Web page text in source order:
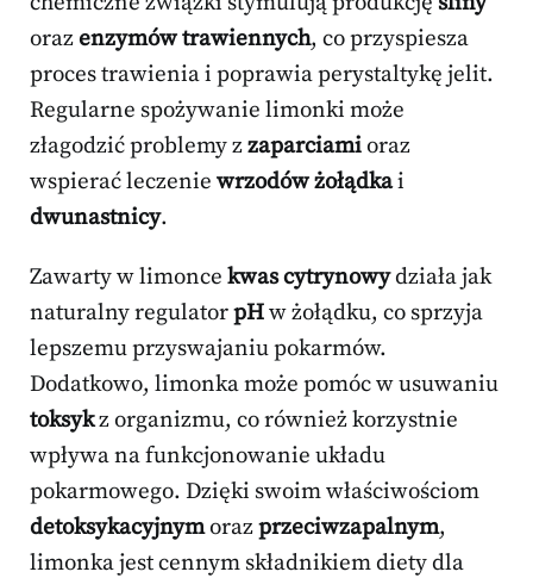
orazenzymów trawiennych, co przyspiesza
proces trawienia i poprawia perystaltykę jelit.
Regularne spożywanie limonki może
złagodzić problemy zzaparciamioraz
wspierać leczenie wrzodów żołądkai
dwunastnicy.
Zawarty w limonce kwas cytrynowydziała jak
naturalny regulatorpHw żołądku, co sprzyja
lepszemu przyswajaniu pokarmów.
Dodatkowo, limonka może pomóc w usuwaniu
toksykz organizmu, co również korzystnie
wpływa na funkcjonowanie układu
pokarmowego. Dzięki swoim właściwościom
detoksykacyjnymorazprzeciwzapalnym,
limonka jest cennym składnikiem diety dla